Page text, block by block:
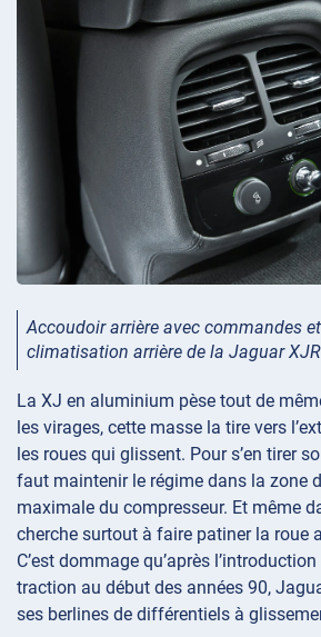
Accoudoir arrière avec commandes
climatisation arrière de la Jaguar
La XJ en aluminium pèse tout de
les virages, cette masse la tire vers
les roues qui glissent. Pour s’en tirer
faut maintenir le régime dans la zone
maximale du compresseur. Et même
cherche surtout à faire patiner la roue
C’est dommage qu’après
traction au début des années 90,
ses berlines de différentiels à